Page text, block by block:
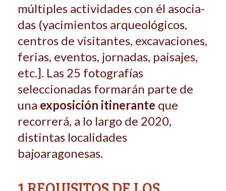
múltiples actividades con él asocia­
das (yacimientos arqueológicos,
centros de visitantes, excavaciones,
ferias, eventos, jornadas, paisajes,
etc.]. Las 25 fotografías
seleccionadas formarán parte de
una exposición itinerante que
recorrerá, a lo largo de 2020,
distintas localidades
bajoaragonesas.